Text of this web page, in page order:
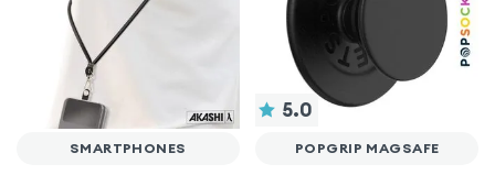
SMARTPHONES
5.0
POPGRIP MAGSAFE